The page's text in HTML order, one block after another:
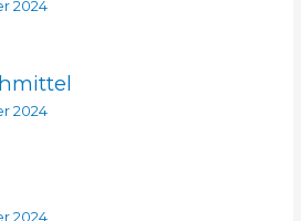
2024
2024
2024